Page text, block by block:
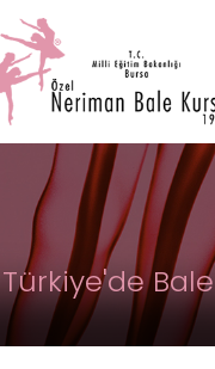
Türkiye'de Bale